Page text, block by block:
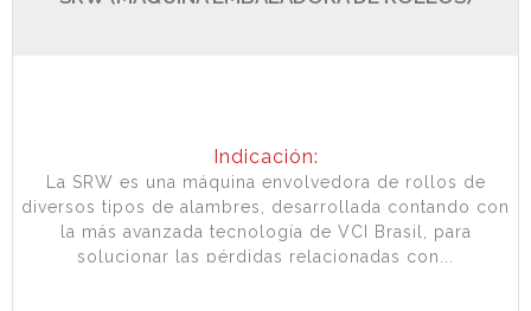
Indicación:
La SRW es una máquina envolvedora de rollos de
diversos tipos de alambres, desarrollada contando con
la más avanzada tecnología de VCI Brasil, para
solucionar las pérdidas relacionadas con...